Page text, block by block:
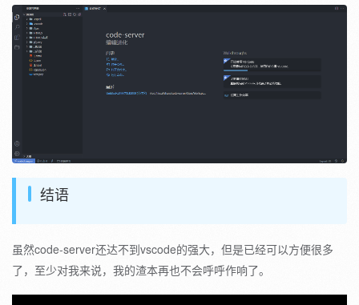
结语
虽然code-server还达不到vscode的强大，但是已经可以方便很多
了，至少对我来说，我的渣本再也不会呼呼作响了。